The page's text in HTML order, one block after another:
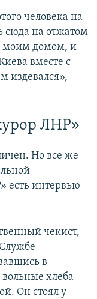
человека на
сюда на отжатом
моим домом, и
вместе с
издевался», –
ЛНР»
Но все же
есть интервью
чекист,
в
хлеба –
Он стоял у